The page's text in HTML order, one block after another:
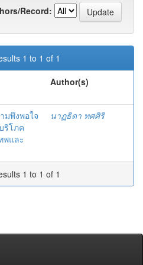
Record:
1 to 1 of 1
Author(s)
มพึงพอใจ
ริโภค
พและ
นาฏธิดา ทศศิริ
1 to 1 of 1